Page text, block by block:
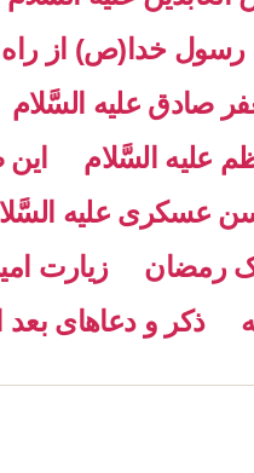
خدا(ص) از راه
صادق علیه السَّلام
علیه السَّلام
عسکری علیه
رمضان
زیارت
ذکر و دعاهای بعد